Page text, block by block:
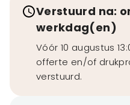
Verstuurd na:
werkdag(en)
Vóór 10 augustus
offerte en/of
verstuurd.